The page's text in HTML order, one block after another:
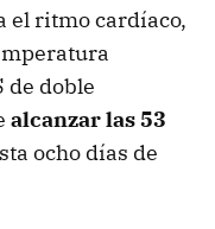
el ritmo cardíaco,
de doble
alcanzar las 53
ocho días de